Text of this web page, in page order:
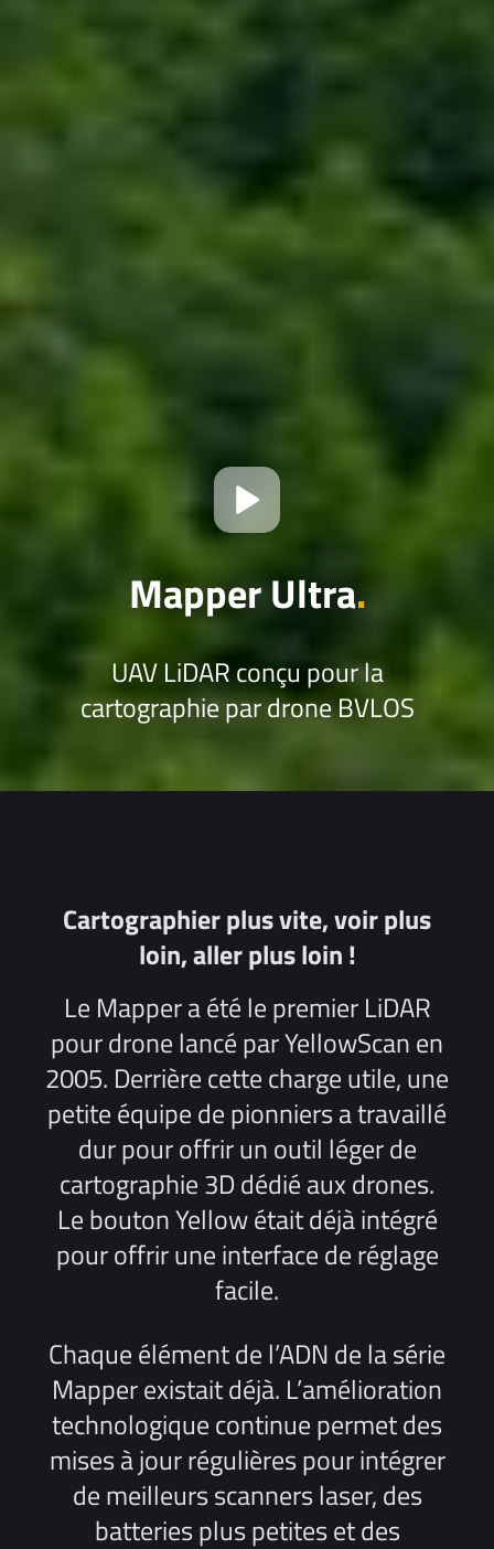
Mapper Ultra.
UAV LiDAR conçu pour la
cartographie par drone BVLOS
Cartographier plus vite, voir plus
loin, aller plus loin !
Le Mapper a été le premier LiDAR
pour drone lancé par YellowScan en
2005. Derrière cette charge utile, une
petite équipe de pionniers a travaillé
dur pour offrir un outil léger de
cartographie 3D dédié aux drones.
Le bouton Yellow était déjà intégré
pour offrir une interface de réglage
facile.
Chaque élément de l’ADN de la série
Mapper existait déjà. L’amélioration
technologique continue permet des
mises à jour régulières pour intégrer
de meilleurs scanners laser, des
batteries plus petites et des